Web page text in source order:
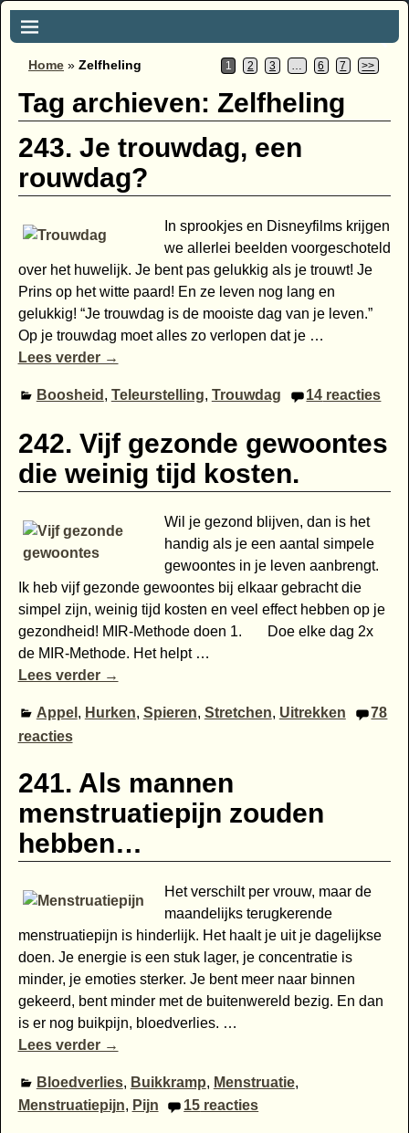
Home » Zelfheling 1 2 3 6 7 >>
Tag archieven: Zelfheling
243. Je trouwdag, een
rouwdag?
In sprookjes en Disneyfilms krijgen
we allerlei beelden voorgeschoteld
over het huwelijk. Je bent pas gelukkig als je trouwt! Je
Prins op het witte paard! En ze leven nog lang en
gelukkig! “Je trouwdag is de mooiste dag van je leven.”
Op je trouwdag moet alles zo verlopen dat je …
Lees verder →
Boosheid , Teleurstelling, Trouwdag 14 reacties
242. Vijf gezonde gewoontes
die weinig tijd kosten.
Wil je gezond blijven, dan is het
handig als je een aantal simpele
gewoontes in je leven aanbrengt.
Ik heb vijf gezonde gewoontes bij elkaar gebracht die
simpel zijn, weinig tijd kosten en veel effect hebben op je
gezondheid! MIR-Methode doen 1. Doe elke dag 2x
de MIR-Methode. Het helpt …
Lees verder →
Appel , Hurken, Spieren, Stretchen, Uitrekken
78
reacties
241. Als mannen
menstruatiepijn zouden
hebben…
Het verschilt per vrouw, maar de
maandelijks terugkerende
menstruatiepijn is hinderlijk. Het haalt je uit je dagelijkse
doen. Je energie is een stuk lager, je concentratie is
minder, je emoties sterker. Je bent meer naar binnen
gekeerd, bent minder met de buitenwereld bezig. En dan
is er nog buikpijn, bloedverlies. …
Lees verder →
Bloedverlies, Buikkramp, Menstruatie,
Menstruatiepijn, Pijn 15 reacties